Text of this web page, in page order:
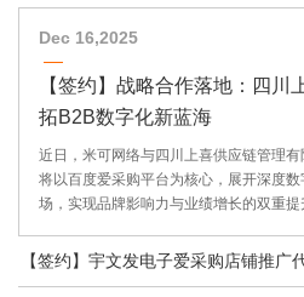
Dec 16,2025
【签约】战略合作落地：四川
拓B2B数字化新蓝海
近日，米可网络与四川上喜供应链管理
将以百度爱采购平台为核心，展开深度
场，实现品牌影响力与业绩增长的双重
数字营销领域的专业实力。
【签约】宇文发电子爱采购店铺推广